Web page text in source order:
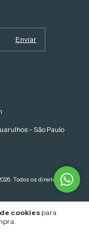
cookiespara
- São Paulo
Todos os direitos